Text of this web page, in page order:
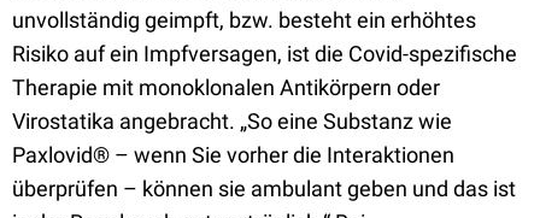
unvollständig geimpft, bzw. besteht ein erhöhtes
Risiko auf ein Impfversagen, ist die Covid-spezifische
Therapie mit monoklonalen Antikörpern oder
Virostatika angebracht. „So eine Substanz wie
Paxlovid® – wenn Sie vorher die Interaktionen
überprüfen – können sie ambulant geben und das ist